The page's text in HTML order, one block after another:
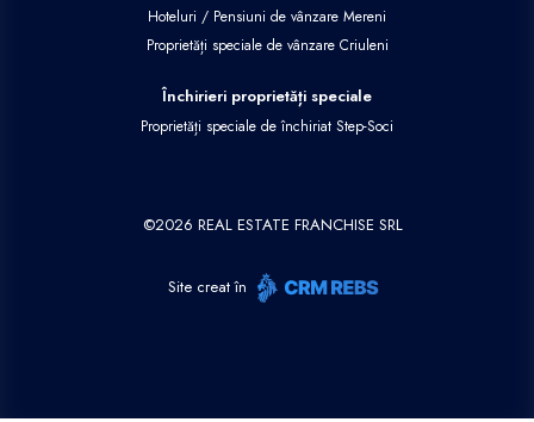
Hoteluri / Pensiuni de vânzare Mereni
Proprietăți speciale de vânzare Criuleni
Închirieri proprietăți speciale
Proprietăți speciale de închiriat Step-Soci
©2026 REAL ESTATE FRANCHISE SRL
Site creat în